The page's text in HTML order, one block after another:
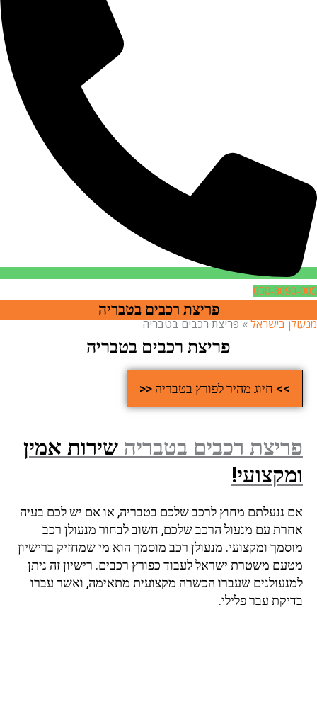
050-8090-005
פריצת רכבים בטבריה
מנעולן בישראל»פריצת רכבים בטבריה
פריצת רכבים בטבריה
>> חיוג מהיר לפורץ בטבריה <<
פריצת רכבים בטבריה שירות אמין
ומקצועי!
אם ננעלתם מחוץ לרכב שלכם בטבריה, או אם יש לכם בעיה
אחרת עם מנעול הרכב שלכם, חשוב לבחור מנעולן רכב
מוסמך ומקצועי. מנעולן רכב מוסמך הוא מי שמחזיק ברישיון
מטעם משטרת ישראל לעבוד כפורץ רכבים. רישיון זה ניתן
למנעולנים שעברו הכשרה מקצועית מתאימה, ואשר עברו
בדיקת עבר פלילי.